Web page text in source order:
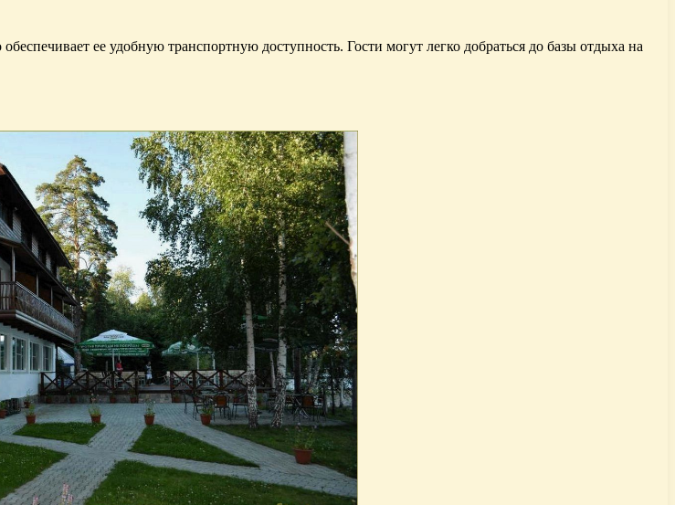
ее удобную транспортную доступность. Гости могут легко добраться до базы отдыха на